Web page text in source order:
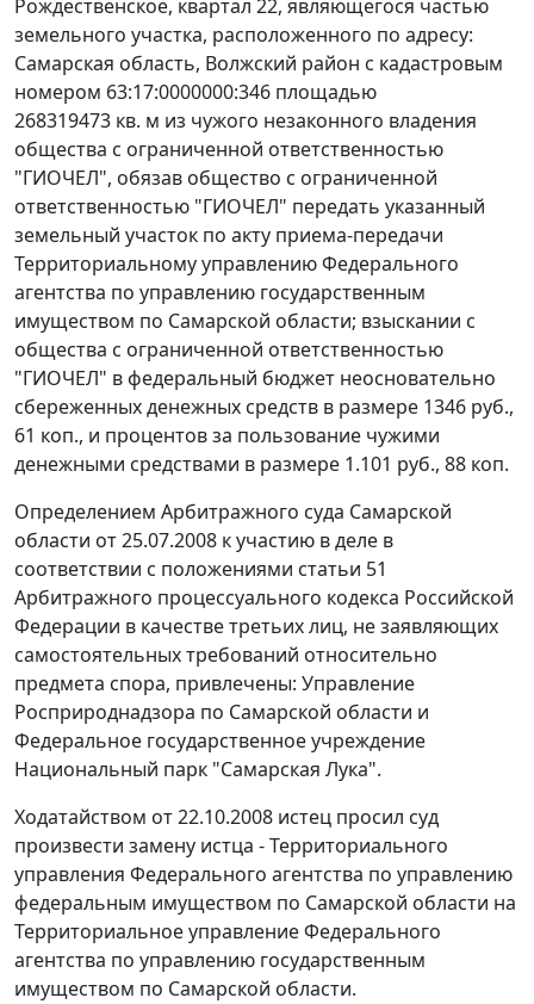
Рождественское, квартал 22, являющегося частью
земельного участка, расположенного по адресу:
Самарская область, Волжский район с кадастровым
номером 63:17:0000000:346 площадью
268319473 кв. м из чужого незаконного владения
общества с ограниченной ответственностью
"ГИОЧЕЛ", обязав общество с ограниченной
ответственностью "ГИОЧЕЛ" передать указанный
земельный участок по акту приема-передачи
Территориальному управлению Федерального
агентства по управлению государственным
имуществом по Самарской области; взыскании с
общества с ограниченной ответственностью
"ГИОЧЕЛ" в федеральный бюджет неосновательно
сбереженных денежных средств в размере 1346 руб.,
61 коп., и процентов за пользование чужими
денежными средствами в размере 1.101 руб., 88 коп.
Определением Арбитражного суда Самарской
области от 25.07.2008 к участию в деле в
соответствии с положениями статьи 51
Арбитражного процессуального кодекса Российской
Федерации в качестве третьих лиц, не заявляющих
самостоятельных требований относительно
предмета спора, привлечены: Управление
Росприроднадзора по Самарской области и
Федеральное государственное учреждение
Национальный парк "Самарская Лука".
Ходатайством от 22.10.2008 истец просил суд
произвести замену истца - Территориального
управления Федерального агентства по управлению
федеральным имуществом по Самарской области на
Территориальное управление Федерального
агентства по управлению государственным
имуществом по Самарской области.